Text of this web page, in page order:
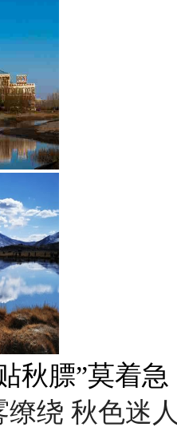
秋膘”莫着
缭绕 秋色迷